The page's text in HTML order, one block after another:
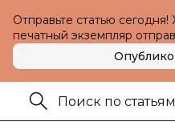
Отправьте статью
печатный экземпляр